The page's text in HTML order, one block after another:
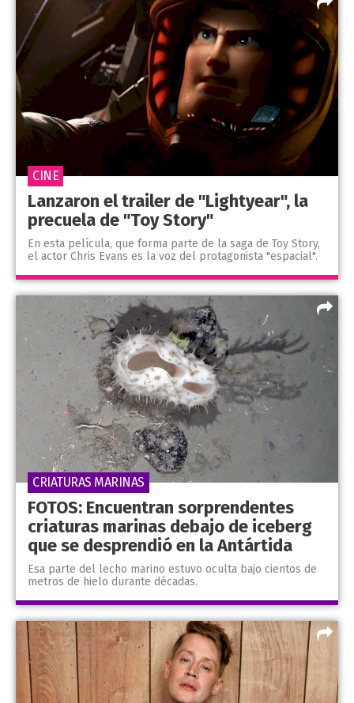
Lanzaron el trailer de "Lightyear", la
precuela de "Toy Story"
En esta película, que forma parte de la saga de Toy Story,
el actor Chris Evans es la voz del protagonista "espacial".
CINE
FOTOS: Encuentran sorprendentes
criaturas marinas debajo de iceberg
que se desprendió en la Antártida
Esa parte del lecho marino estuvo oculta bajo cientos de
metros de hielo durante décadas.
CRIATURAS MARINAS